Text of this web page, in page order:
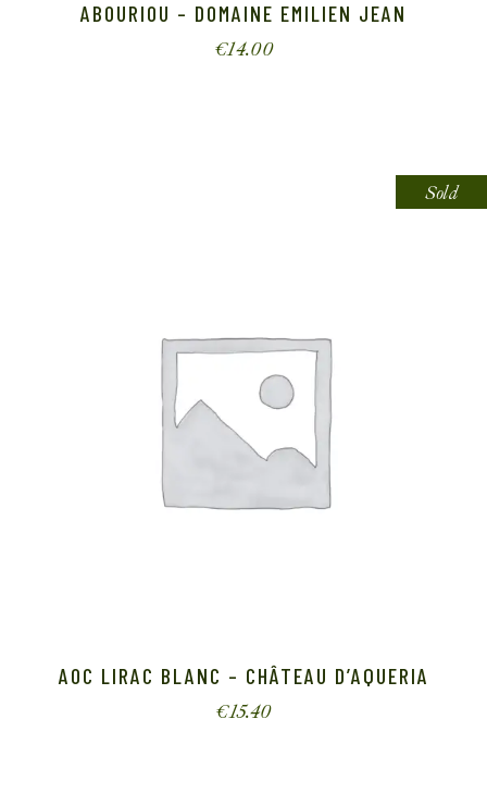
ABOURIOU – DOMAINE EMILIEN JEAN
€14.00
Sold
AOC LIRAC BLANC – CHÂTEAU D’AQUERIA
€15.40